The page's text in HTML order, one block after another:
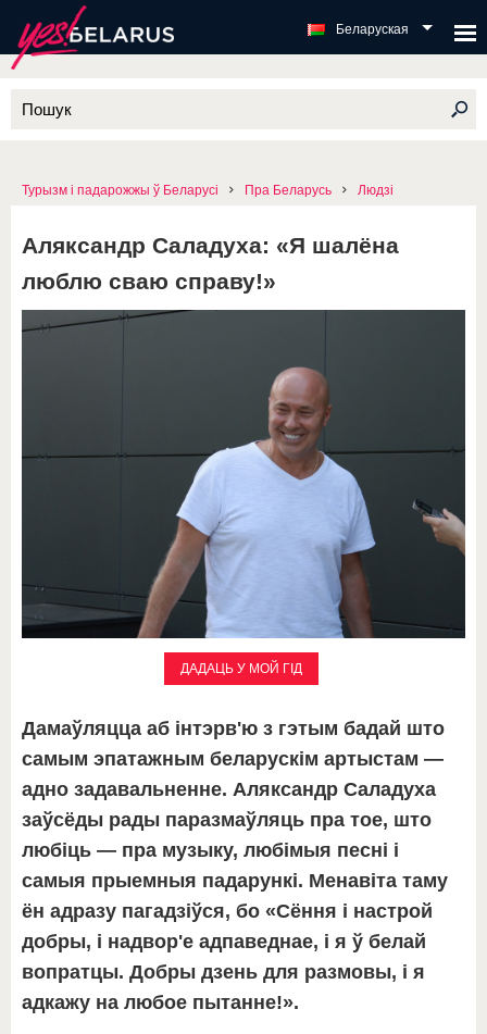
Беларуская
Турызм і падарожжы ў Беларусі Пра Беларусь Людзі
Аляксандр Саладуха: «Я шалёна
люблю сваю справу!»
ДАДАЦЬ У МОЙ ГІД
Дамаўляцца аб інтэрв'ю з гэтым бадай што
самым эпатажным беларускім артыстам —
адно задавальненне. Аляксандр Саладуха
заўсёды рады паразмаўляць пра тое, што
любіць — пра музыку, любімыя песні і
самыя прыемныя падарункі. Менавіта таму
ён адразу пагадзіўся, бо «Сёння і настрой
добры, і надвор'е адпаведнае, і я ў белай
вопратцы. Добры дзень для размовы, і я
адкажу на любое пытанне!».